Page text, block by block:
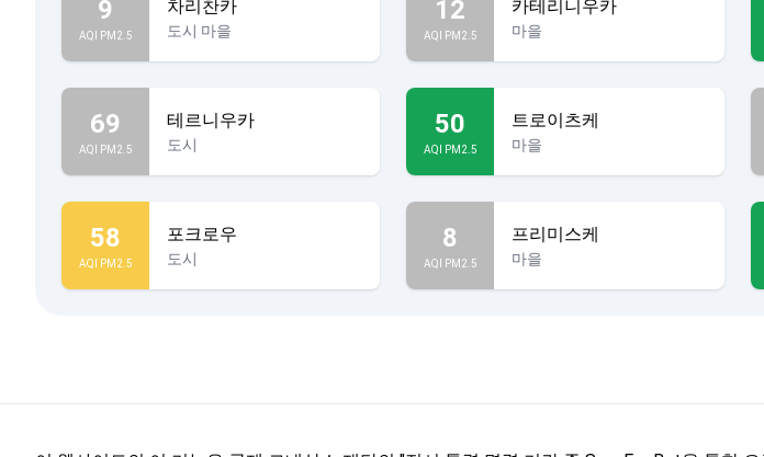
9
AQI PM2.5
차리찬카
도시 마을
12
AQI PM2.5
카테리니우카
마을
69
AQI PM2.5
테르니우카
도시
50
AQI PM2.5
트로이츠케
마을
58
AQI PM2.5
포크로우
도시
8
AQI PM2.5
프리미스케
마을